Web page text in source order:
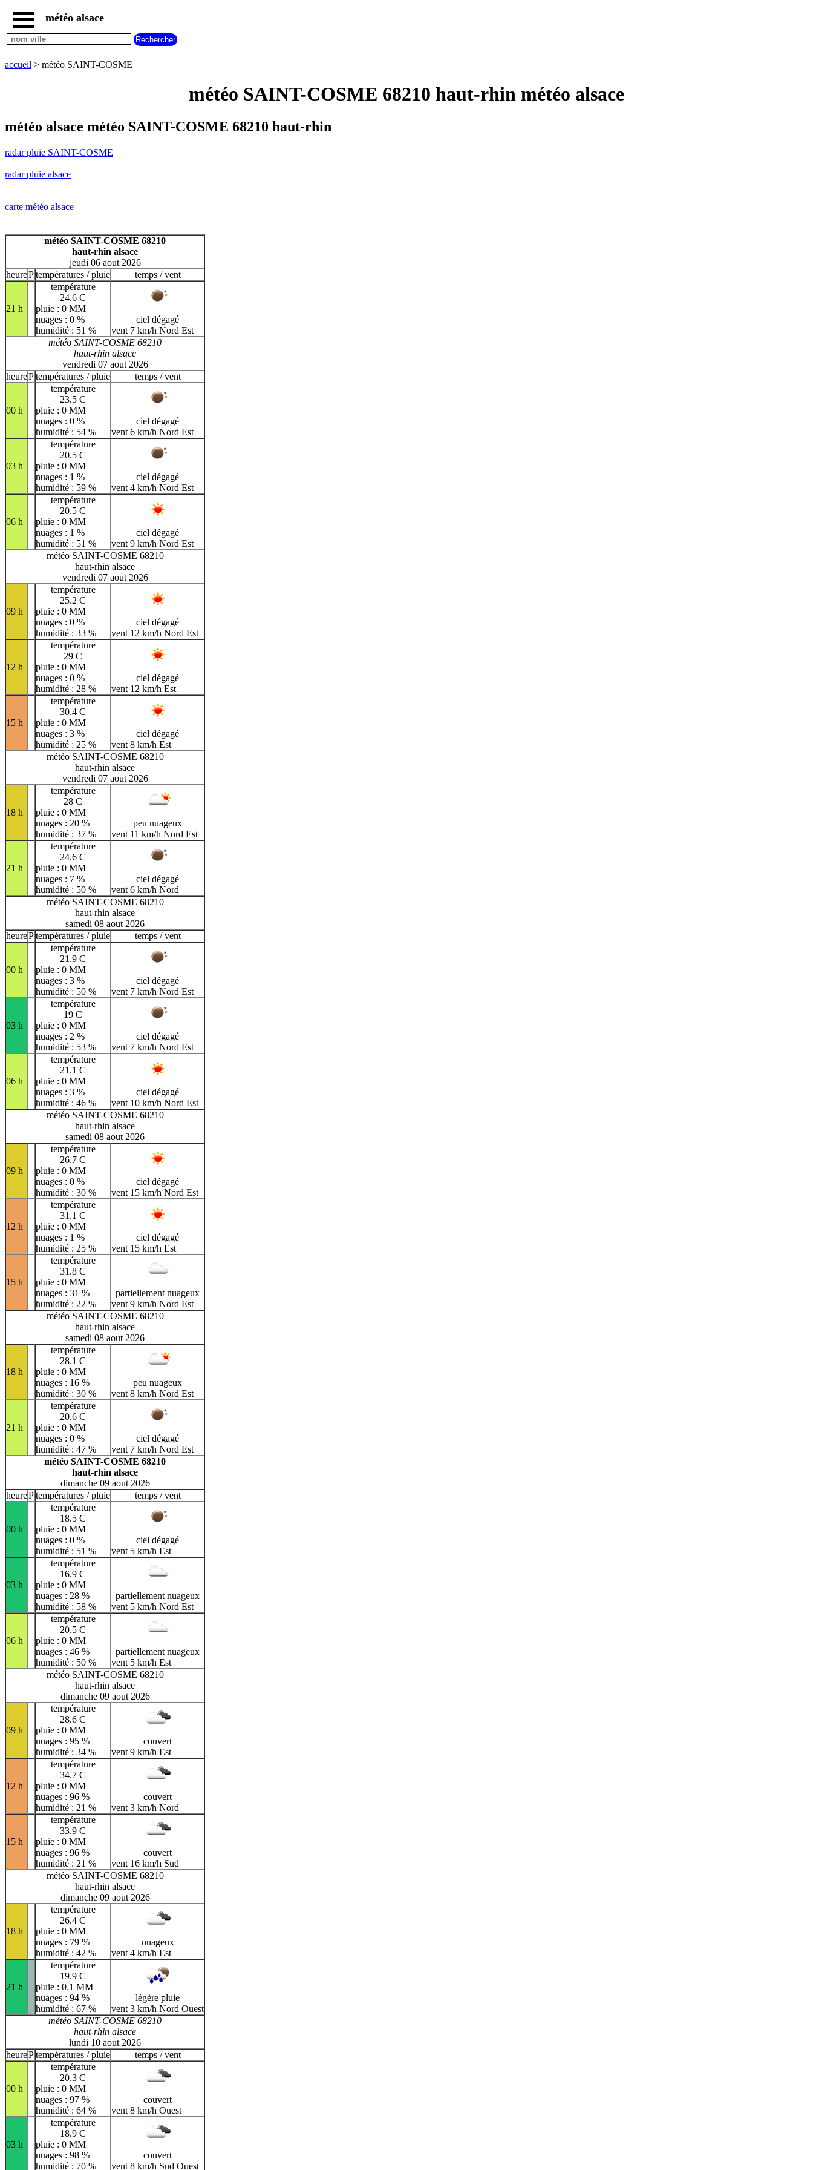
accueil
radar
SAINT-
radar
alsace
carte
météo
météo
villages
E F
G
H
I J K L M
N
S T
X Y Z
météo alsace
accueil > météo SAINT-COSME
météo SAINT-COSME 68210 haut-rhin météo alsace
météo alsace météo SAINT-COSME 68210 haut-rhin
radar pluie SAINT-COSME
radar pluie alsace
carte météo alsace
météo SAINT-COSME 68210
haut-rhin alsace
jeudi 06 aout 2026
heurePtempératures / pluie temps / vent
21 h
température
24.6 C
pluie : 0 MM
nuages : 0 %
humidité : 51 %
ciel dégagé
vent 7 km/h Nord Est
météo SAINT-COSME 68210
haut-rhin alsace
vendredi 07 aout 2026
heurePtempératures / pluie temps / vent
00 h
température
23.5 C
pluie : 0 MM
nuages : 0 %
humidité : 54 %
ciel dégagé
vent 6 km/h Nord Est
03 h
température
20.5 C
pluie : 0 MM
nuages : 1 %
humidité : 59 %
ciel dégagé
vent 4 km/h Nord Est
06 h
température
20.5 C
pluie : 0 MM
nuages : 1 %
humidité : 51 %
ciel dégagé
vent 9 km/h Nord Est
météo SAINT-COSME 68210
haut-rhin alsace
vendredi 07 aout 2026
09 h
température
25.2 C
pluie : 0 MM
nuages : 0 %
humidité : 33 %
ciel dégagé
vent 12 km/h Nord Est
12 h
température
29 C
pluie : 0 MM
nuages : 0 %
humidité : 28 %
ciel dégagé
vent 12 km/h Est
15 h
température
30.4 C
pluie : 0 MM
nuages : 3 %
humidité : 25 %
ciel dégagé
vent 8 km/h Est
météo SAINT-COSME 68210
haut-rhin alsace
vendredi 07 aout 2026
18 h
température
28 C
pluie : 0 MM
nuages : 20 %
humidité : 37 %
peu nuageux
vent 11 km/h Nord Est
21 h
température
24.6 C
pluie : 0 MM
nuages : 7 %
humidité : 50 %
ciel dégagé
vent 6 km/h Nord
météo SAINT-COSME 68210
haut-rhin alsace
samedi 08 aout 2026
heurePtempératures / pluie temps / vent
00 h
température
21.9 C
pluie : 0 MM
nuages : 3 %
humidité : 50 %
ciel dégagé
vent 7 km/h Nord Est
03 h
température
19 C
pluie : 0 MM
nuages : 2 %
humidité : 53 %
ciel dégagé
vent 7 km/h Nord Est
06 h
température
21.1 C
pluie : 0 MM
nuages : 3 %
humidité : 46 %
ciel dégagé
vent 10 km/h Nord Est
météo SAINT-COSME 68210
haut-rhin alsace
samedi 08 aout 2026
09 h
température
26.7 C
pluie : 0 MM
nuages : 0 %
humidité : 30 %
ciel dégagé
vent 15 km/h Nord Est
12 h
température
31.1 C
pluie : 0 MM
nuages : 1 %
humidité : 25 %
ciel dégagé
vent 15 km/h Est
15 h
température
31.8 C
pluie : 0 MM
nuages : 31 %
humidité : 22 %
partiellement nuageux
vent 9 km/h Nord Est
météo SAINT-COSME 68210
haut-rhin alsace
samedi 08 aout 2026
18 h
température
28.1 C
pluie : 0 MM
nuages : 16 %
humidité : 30 %
peu nuageux
vent 8 km/h Nord Est
21 h
température
20.6 C
pluie : 0 MM
nuages : 0 %
humidité : 47 %
ciel dégagé
vent 7 km/h Nord Est
météo SAINT-COSME 68210
haut-rhin alsace
dimanche 09 aout 2026
heurePtempératures / pluie temps / vent
00 h
température
18.5 C
pluie : 0 MM
nuages : 0 %
humidité : 51 %
ciel dégagé
vent 5 km/h Est
03 h
température
16.9 C
pluie : 0 MM
nuages : 28 %
humidité : 58 %
partiellement nuageux
vent 5 km/h Nord Est
06 h
température
20.5 C
pluie : 0 MM
nuages : 46 %
humidité : 50 %
partiellement nuageux
vent 5 km/h Est
météo SAINT-COSME 68210
haut-rhin alsace
dimanche 09 aout 2026
09 h
température
28.6 C
pluie : 0 MM
nuages : 95 %
humidité : 34 %
couvert
vent 9 km/h Est
12 h
température
34.7 C
pluie : 0 MM
nuages : 96 %
humidité : 21 %
couvert
vent 3 km/h Nord
15 h
température
33.9 C
pluie : 0 MM
nuages : 96 %
humidité : 21 %
couvert
vent 16 km/h Sud
météo SAINT-COSME 68210
haut-rhin alsace
dimanche 09 aout 2026
18 h
température
26.4 C
pluie : 0 MM
nuages : 79 %
humidité : 42 %
nuageux
vent 4 km/h Est
21 h
température
19.9 C
pluie : 0.1 MM
nuages : 94 %
humidité : 67 %
légère pluie
vent 3 km/h Nord Ouest
météo SAINT-COSME 68210
haut-rhin alsace
lundi 10 aout 2026
heurePtempératures / pluie temps / vent
00 h
température
20.3 C
pluie : 0 MM
nuages : 97 %
humidité : 64 %
couvert
vent 8 km/h Ouest
03 h
température
18.9 C
pluie : 0 MM
nuages : 98 %
humidité : 70 %
couvert
vent 8 km/h Sud Ouest